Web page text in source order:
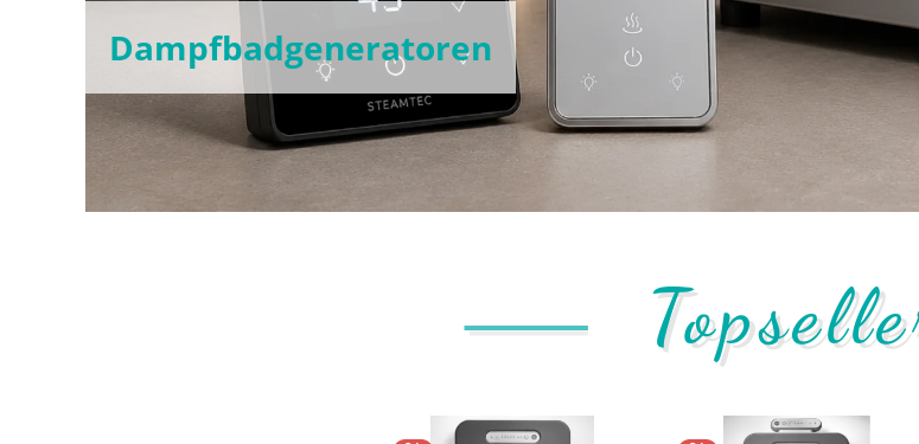
Dampfbadgeneratoren